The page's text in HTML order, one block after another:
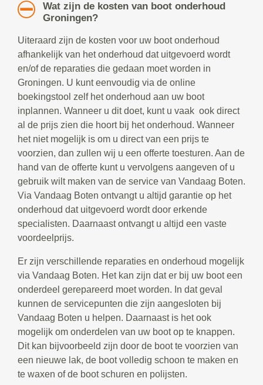
Wat zijn de kosten van boot onderhoud
Groningen?
Uiteraard zijn de kosten voor uw boot onderhoud
afhankelijk van het onderhoud dat uitgevoerd wordt
en/of de reparaties die gedaan moet worden in
Groningen. U kunt eenvoudig via de online
boekingstool zelf het onderhoud aan uw boot
inplannen. Wanneer u dit doet, kunt u vaak ook direct
al de prijs zien die hoort bij het onderhoud. Wanneer
het niet mogelijk is om u direct van een prijs te
voorzien, dan zullen wij u een offerte toesturen. Aan de
hand van de offerte kunt u vervolgens aangeven of u
gebruik wilt maken van de service van Vandaag Boten.
Via Vandaag Boten ontvangt u altijd garantie op het
onderhoud dat uitgevoerd wordt door erkende
specialisten. Daarnaast ontvangt u altijd een vaste
voordeelprijs.
Er zijn verschillende reparaties en onderhoud mogelijk
via Vandaag Boten. Het kan zijn dat er bij uw boot een
onderdeel gerepareerd moet worden. In dat geval
kunnen de servicepunten die zijn aangesloten bij
Vandaag Boten u helpen. Daarnaast is het ook
mogelijk om onderdelen van uw boot op te knappen.
Dit kan bijvoorbeeld zijn door de boot te voorzien van
een nieuwe lak, de boot volledig schoon te maken en
te waxen of de boot schuren en polijsten.